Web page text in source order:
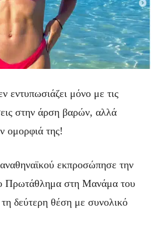
εντυπωσιάζει μόνο με τις
στην άρση βαρών, αλλά
ομορφιά της!
εκπροσώπησε την
Πρωτάθλημα στη Μανάμα του
δεύτερη θέση με συνολικό